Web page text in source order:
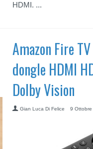
HDMI. ...
Amazon Fire
dongle HDMI
Dolby Vision
Gian Luca Di Felice 9 Ottobre